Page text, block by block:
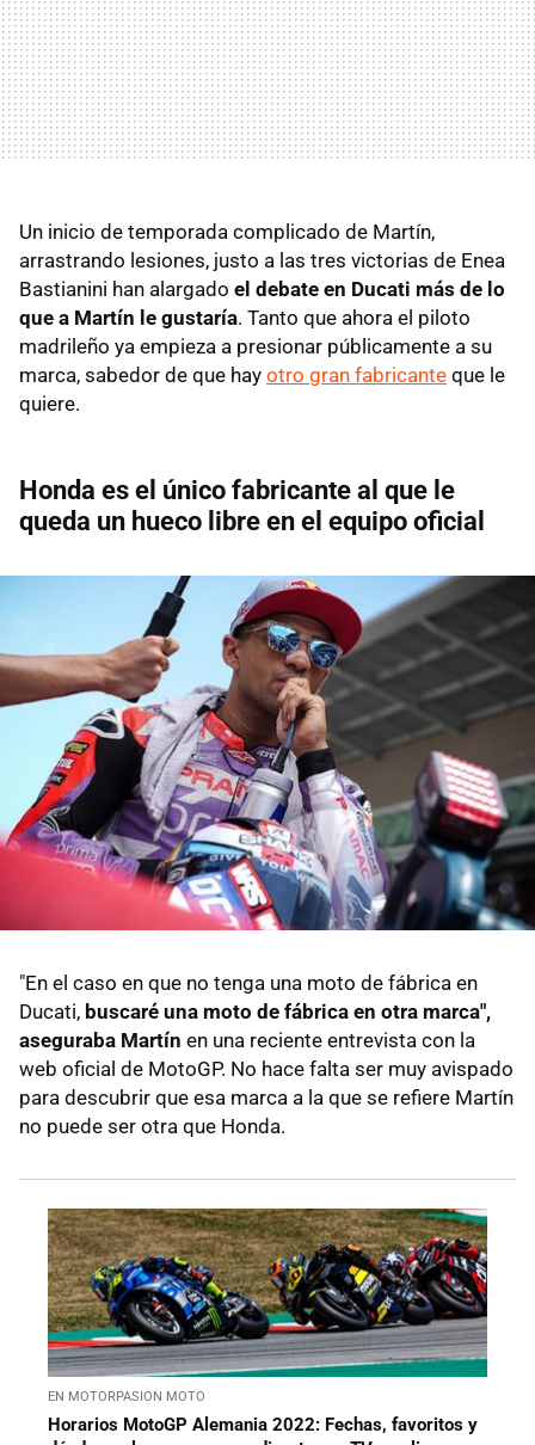
Un inicio de temporada complicado de Martín,
arrastrando lesiones, justo a las tres victorias de Enea
Bastianini han alargado el debate en Ducati más de lo
que a Martín le gustaría. Tanto que ahora el piloto
madrileño ya empieza a presionar públicamente a su
marca, sabedor de que hay otro gran fabricante que le
quiere.
Honda es el único fabricante al que le
queda un hueco libre en el equipo oficial
"En el caso en que no tenga una moto de fábrica en
Ducati, buscaré una moto de fábrica en otra marca",
aseguraba Martín en una reciente entrevista con la
web oficial de MotoGP. No hace falta ser muy avispado
para descubrir que esa marca a la que se refiere Martín
no puede ser otra que Honda.
EN MOTORPASION MOTO
Horarios MotoGP Alemania 2022: Fechas, favoritos y